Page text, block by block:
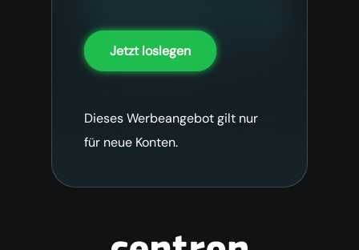
Jetzt loslegen
Dieses Werbeangebot gilt nur
für neue Konten.